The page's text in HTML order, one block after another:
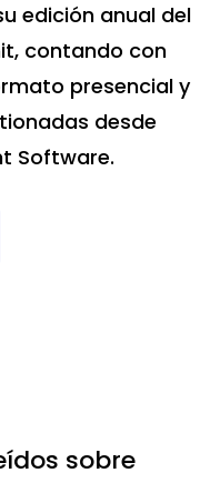
edición anual del
contando con
presencial y
desde
Software.
sobre